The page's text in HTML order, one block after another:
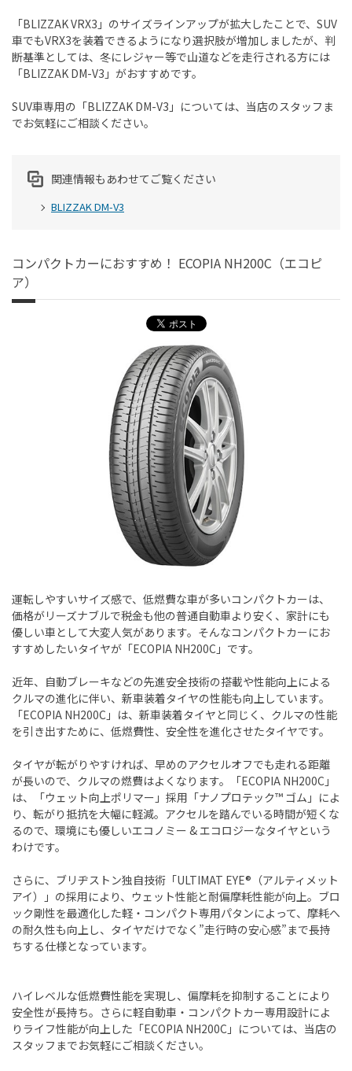
「BLIZZAK VRX3」のサイズラインアップが拡大したことで、SUV
車でもVRX3を装着できるようになり選択肢が増加しましたが、判
断基準としては、冬にレジャー等で山道などを走行される方には
「BLIZZAK DM-V3」がおすすめです。
SUV車専用の「BLIZZAK DM-V3」については、当店のスタッフま
でお気軽にご相談ください。
関連情報もあわせてご覧ください
BLIZZAK DM-V3
コンパクトカーにおすすめ！ ECOPIA NH200C（エコピ
ア）
運転しやすいサイズ感で、低燃費な車が多いコンパクトカーは、
価格がリーズナブルで税金も他の普通自動車より安く、家計にも
優しい車として大変人気があります。そんなコンパクトカーにお
すすめしたいタイヤが「ECOPIA NH200C」です。
近年、自動ブレーキなどの先進安全技術の搭載や性能向上による
クルマの進化に伴い、新車装着タイヤの性能も向上しています。
「ECOPIA NH200C」は、新車装着タイヤと同じく、クルマの性能
を引き出すために、低燃費性、安全性を進化させたタイヤです。
タイヤが転がりやすければ、早めのアクセルオフでも走れる距離
が長いので、クルマの燃費はよくなります。「ECOPIA NH200C」
は、「ウェット向上ポリマー」採用「ナノプロテック™ ゴム」によ
り、転がり抵抗を大幅に軽減。アクセルを踏んでいる時間が短くな
るので、環境にも優しいエコノミー & エコロジーなタイヤという
わけです。
さらに、ブリヂストン独自技術「ULTIMAT EYE®（アルティメット
アイ）」の採用により、ウェット性能と耐偏摩耗性能が向上。ブロ
ック剛性を最適化した軽・コンパクト専用パタンによって、摩耗へ
の耐久性も向上し、タイヤだけでなく”走行時の安心感”まで長持
ちする仕様となっています。
ハイレベルな低燃費性能を実現し、偏摩耗を抑制することにより
安全性が長持ち。さらに軽自動車・コンパクトカー専用設計によ
りライフ性能が向上した「ECOPIA NH200C」については、当店の
スタッフまでお気軽にご相談ください。